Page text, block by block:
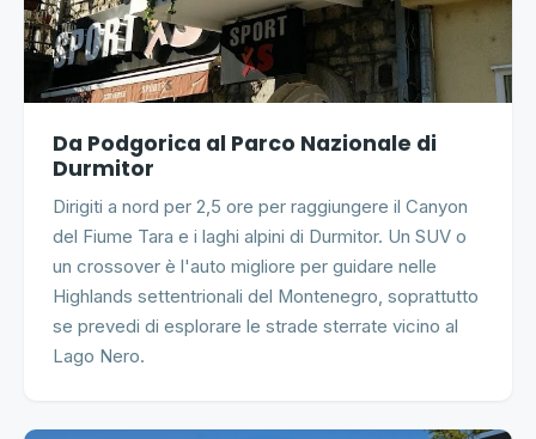
Da Podgorica al Parco Nazionale di
Durmitor
Dirigiti a nord per 2,5 ore per raggiungere il Canyon
del Fiume Tara e i laghi alpini di Durmitor. Un SUV o
un crossover è l'auto migliore per guidare nelle
Highlands settentrionali del Montenegro, soprattutto
se prevedi di esplorare le strade sterrate vicino al
Lago Nero.